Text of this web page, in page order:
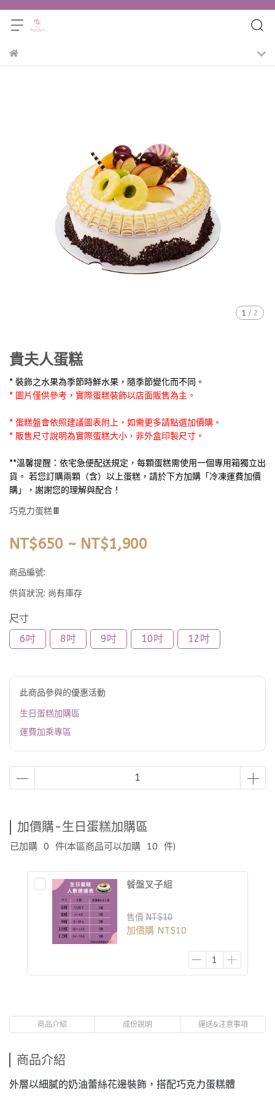
1 / 2
貴夫人蛋糕
* 裝飾之水果為季節時鮮水果，隨季節變化而不同。
* 圖片僅供參考，實際蛋糕裝飾以店面販售為主。
* 蛋糕盤會依照建議圖表附上，如需更多請點選加價購。
* 販售尺寸說明為實際蛋糕大小，非外盒印製尺寸。
**溫馨提醒：依宅急便配送規定，每顆蛋糕需使用一個專用箱獨立出
貨。 若您訂購兩顆（含）以上蛋糕，請於下方加購「冷凍運費加價
購」，謝謝您的理解與配合！
巧克力蛋糕🍫
NT$650 ~ NT$1,900
商品編號:
供貨狀況: 尚有庫存
尺寸
6吋
8吋 9吋 10吋 12吋
此商品參與的優惠活動
生日蛋糕加購區
運費加乘專區
加價購-生日蛋糕加購區
已加購 0 件(本區商品可以加購 10 件)
餐盤叉子組
售價 NT$10
加價購 NT$10
商品介紹 成份說明 運送&注意事項
商品介紹
外層以細膩的奶油蕾絲花邊裝飾，搭配巧克力蛋糕體